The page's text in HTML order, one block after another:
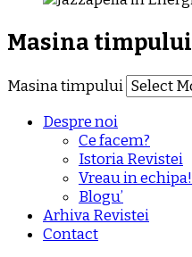
Masina timpului
Masina timpului
Despre noi
Ce facem?
Istoria Revistei
Vreau in echipa!
Blogu’
Arhiva Revistei
Contact